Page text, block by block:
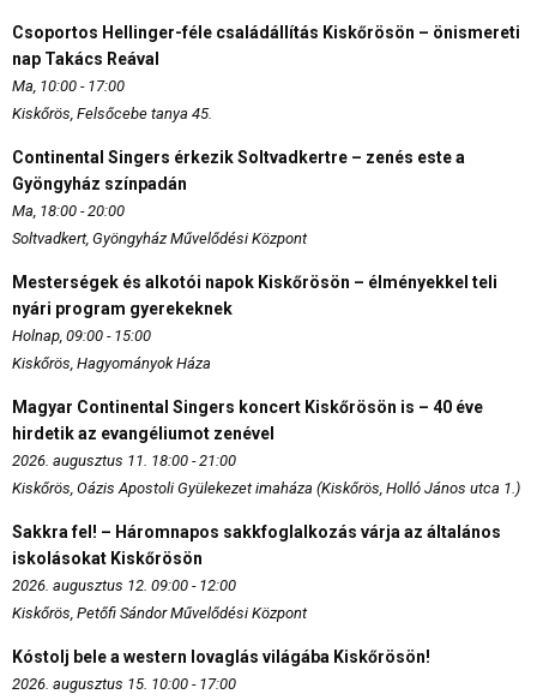
Csoportos Hellinger-féle családállítás Kiskőrösön – önismereti
nap Takács Reával
Ma, 10:00 - 17:00
Kiskőrös, Felsőcebe tanya 45.
Continental Singers érkezik Soltvadkertre – zenés este a
Gyöngyház színpadán
Ma, 18:00 - 20:00
Soltvadkert, Gyöngyház Művelődési Központ
Mesterségek és alkotói napok Kiskőrösön – élményekkel teli
nyári program gyerekeknek
Holnap, 09:00 - 15:00
Kiskőrös, Hagyományok Háza
Magyar Continental Singers koncert Kiskőrösön is – 40 éve
hirdetik az evangéliumot zenével
2026. augusztus 11. 18:00 - 21:00
Kiskőrös, Oázis Apostoli Gyülekezet imaháza (Kiskőrös, Holló János utca 1.)
Sakkra fel! – Háromnapos sakkfoglalkozás várja az általános
iskolásokat Kiskőrösön
2026. augusztus 12. 09:00 - 12:00
Kiskőrös, Petőfi Sándor Művelődési Központ
Kóstolj bele a western lovaglás világába Kiskőrösön!
2026. augusztus 15. 10:00 - 17:00